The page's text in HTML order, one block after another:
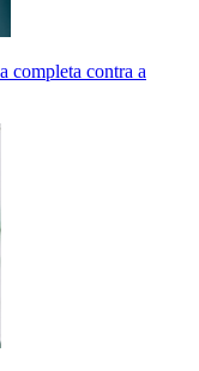
completa contra a